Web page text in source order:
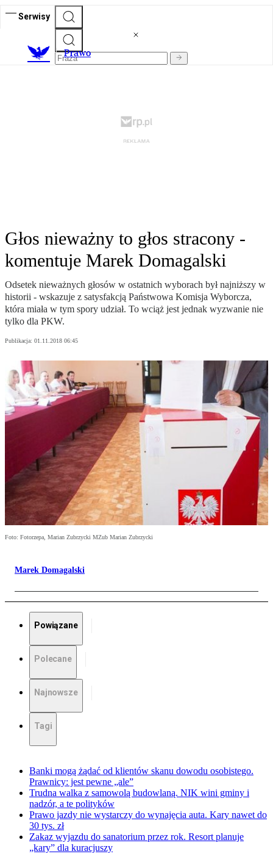
Serwisy
Prawo
Głos nieważny to głos stracony -
komentuje Marek Domagalski
Odsetek nieważnych głosów w ostatnich wyborach był najniższy w
historii - wskazuje z satysfakcją Państwowa Komisja Wyborcza,
która miała w tym spory udział. To wciąż jest jednak wyzwanie nie
tylko dla PKW.
Publikacja: 01.11.2018 06:45
Foto: Fotorzepa, Marian Zubrzycki MZub Marian Zubrzycki
Marek Domagalski
Powiązane
Polecane
Najnowsze
Tagi
Banki mogą żądać od klientów skanu dowodu osobistego.
Prawnicy: jest pewne „ale”
Trudna walka z samowolą budowlaną. NIK wini gminy i
nadzór, a te polityków
Prawo jazdy nie wystarczy do wynajęcia auta. Kary nawet do
30 tys. zł
Zakaz wyjazdu do sanatorium przez rok. Resort planuje
„kary” dla kuracjuszy